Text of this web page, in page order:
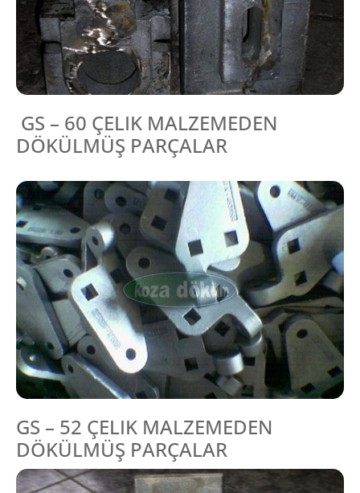
GS – 60 ÇELIK MALZEMEDEN
DÖKÜLMÜŞ PARÇALAR
GS – 52 ÇELIK MALZEMEDEN
DÖKÜLMÜŞ PARÇALAR